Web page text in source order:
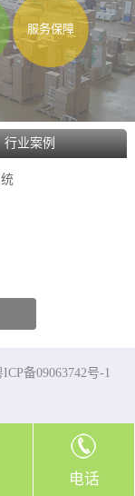
服务保障
行业案例
备09063742号-1
电话